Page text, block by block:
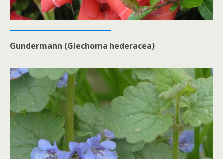
Gundermann (Glechoma hederacea)